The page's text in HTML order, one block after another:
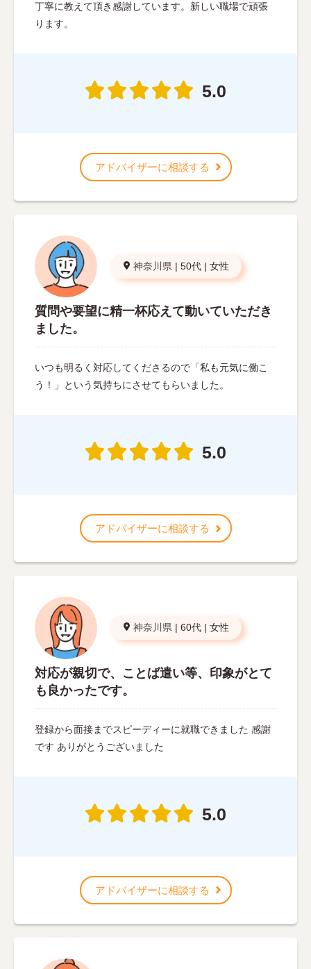
丁寧に教えて頂き感謝しています。新しい職場で頑張
ります。
5.0
アドバイザーに相談する
神奈川県 | 50代 | 女性
質問や要望に精一杯応えて動いていただき
ました。
いつも明るく対応してくださるので「私も元気に働こ
う！」という気持ちにさせてもらいました。
5.0
アドバイザーに相談する
神奈川県 | 60代 | 女性
対応が親切で、ことば遣い等、印象がとて
も良かったです。
登録から面接までスピーディーに就職できました 感謝
です ありがとうございました
5.0
アドバイザーに相談する